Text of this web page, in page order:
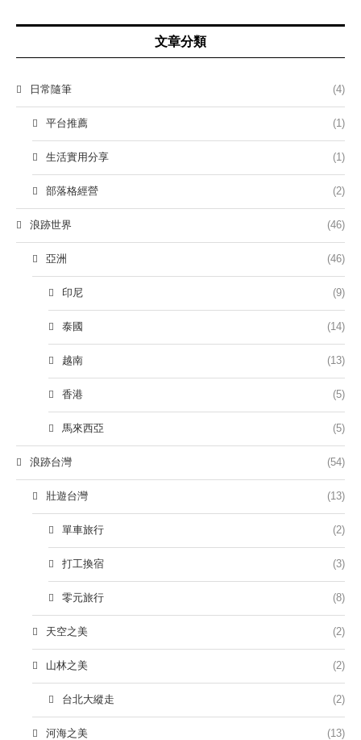
文章分類
日常隨筆 (4)
平台推薦 (1)
生活實用分享 (1)
部落格經營 (2)
浪跡世界 (46)
亞洲 (46)
印尼 (9)
泰國 (14)
越南 (13)
香港 (5)
馬來西亞 (5)
浪跡台灣 (54)
壯遊台灣 (13)
單車旅行 (2)
打工換宿 (3)
零元旅行 (8)
天空之美 (2)
山林之美 (2)
台北大縱走 (2)
河海之美 (13)